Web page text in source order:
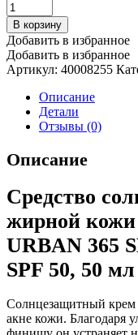
В корзину
Добавить в избранное
Добавить в избранное
Артикул: 40008255
Описание
Детали
Отзывы (0)
Описание
Средство
жирной кожи
URBAN 365
SPF 50, 50 мл
Солнцезащитный крем
акне кожи. Благодаря